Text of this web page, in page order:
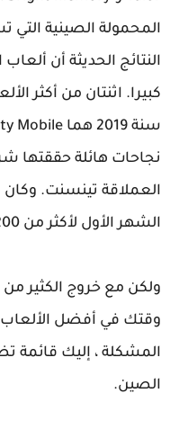
المحمولة الصينية
النتائج الحديثة أن
كبيرا. اثنتان من أكثر
نجاحات هائلة حققتها
العملاقة تينسنت.
الشهر الأول لأكثر من 200 مليون دولار.
ولكن مع خروج الكثير
وقتك في أفضل
الصين.